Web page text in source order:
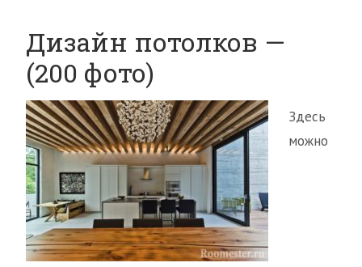
Дизайн потолков —
(200 фото)
Здесь
можно